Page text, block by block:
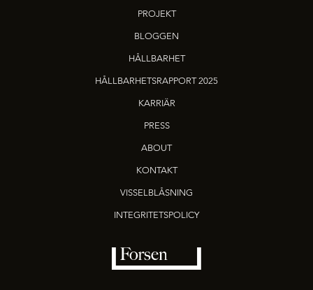
PROJEKT
BLOGGEN
HÅLLBARHET
HÅLLBARHETSRAPPORT 2025
KARRIÄR
PRESS
ABOUT
KONTAKT
VISSELBLÅSNING
INTEGRITETSPOLICY